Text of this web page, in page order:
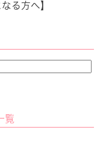
る方へ】
覧